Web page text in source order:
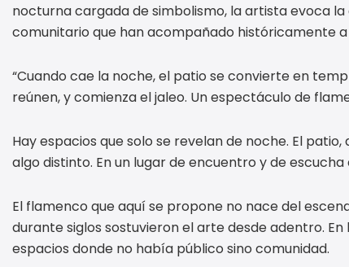
nocturna cargada de simbolismo, la artista evoca
comunitario que han acompañado históricamente
“Cuando cae la noche, el patio se convierte en
reúnen, y comienza el jaleo. Un espectáculo de
Hay espacios que solo se revelan de noche. El
algo distinto. En un lugar de encuentro y de
El flamenco que aquí se propone no nace del
durante siglos sostuvieron el arte desde adentro.
espacios donde no había público sino comunidad.